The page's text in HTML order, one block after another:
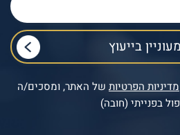
מדיניות הפרטיות של האתר, ומסכים/ה
בפנייתי (חובה)